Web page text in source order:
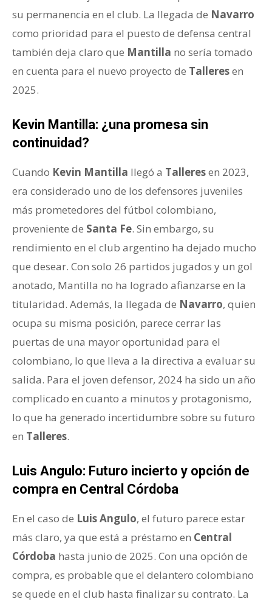
su permanencia en el club. La llegada de Navarro
como prioridad para el puesto de defensa central
también deja claro que Mantilla no sería tomado
en cuenta para el nuevo proyecto de Talleresen
2025.
Kevin Mantilla: ¿una promesa sin
continuidad?
Cuando Kevin Mantilla llegó a Talleresen 2023,
era considerado uno de los defensores juveniles
más prometedores del fútbol colombiano,
proveniente de Santa Fe. Sin embargo, su
rendimiento en el club argentino ha dejado mucho
que desear. Con solo 26 partidos jugados y un gol
anotado, Mantilla no ha logrado afianzarse en la
titularidad. Además, la llegada de Navarro, quien
ocupa su misma posición, parece cerrar las
puertas de una mayor oportunidad para el
colombiano, lo que lleva a la directiva a evaluar su
salida. Para el joven defensor, 2024 ha sido un año
complicado en cuanto a minutos y protagonismo,
lo que ha generado incertidumbre sobre su futuro
en Talleres.
Luis Angulo: Futuro incierto y opción de
compra en Central Córdoba
En el caso de Luis Angulo, el futuro parece estar
más claro, ya que está a préstamo en Central
Córdoba hasta junio de 2025. Con una opción de
compra, es probable que el delantero colombiano
se quede en el club hasta finalizar su contrato. La